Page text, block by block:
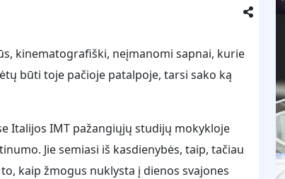
kinematografiški, neįmanomi sapnai, kurie
būti toje pačioje patalpoje, tarsi sako ką
Italijos IMT pažangiųjų studijų mokykloje
Jie semiasi iš kasdienybės, taip, tačiau
kaip žmogus nuklysta į dienos svajones